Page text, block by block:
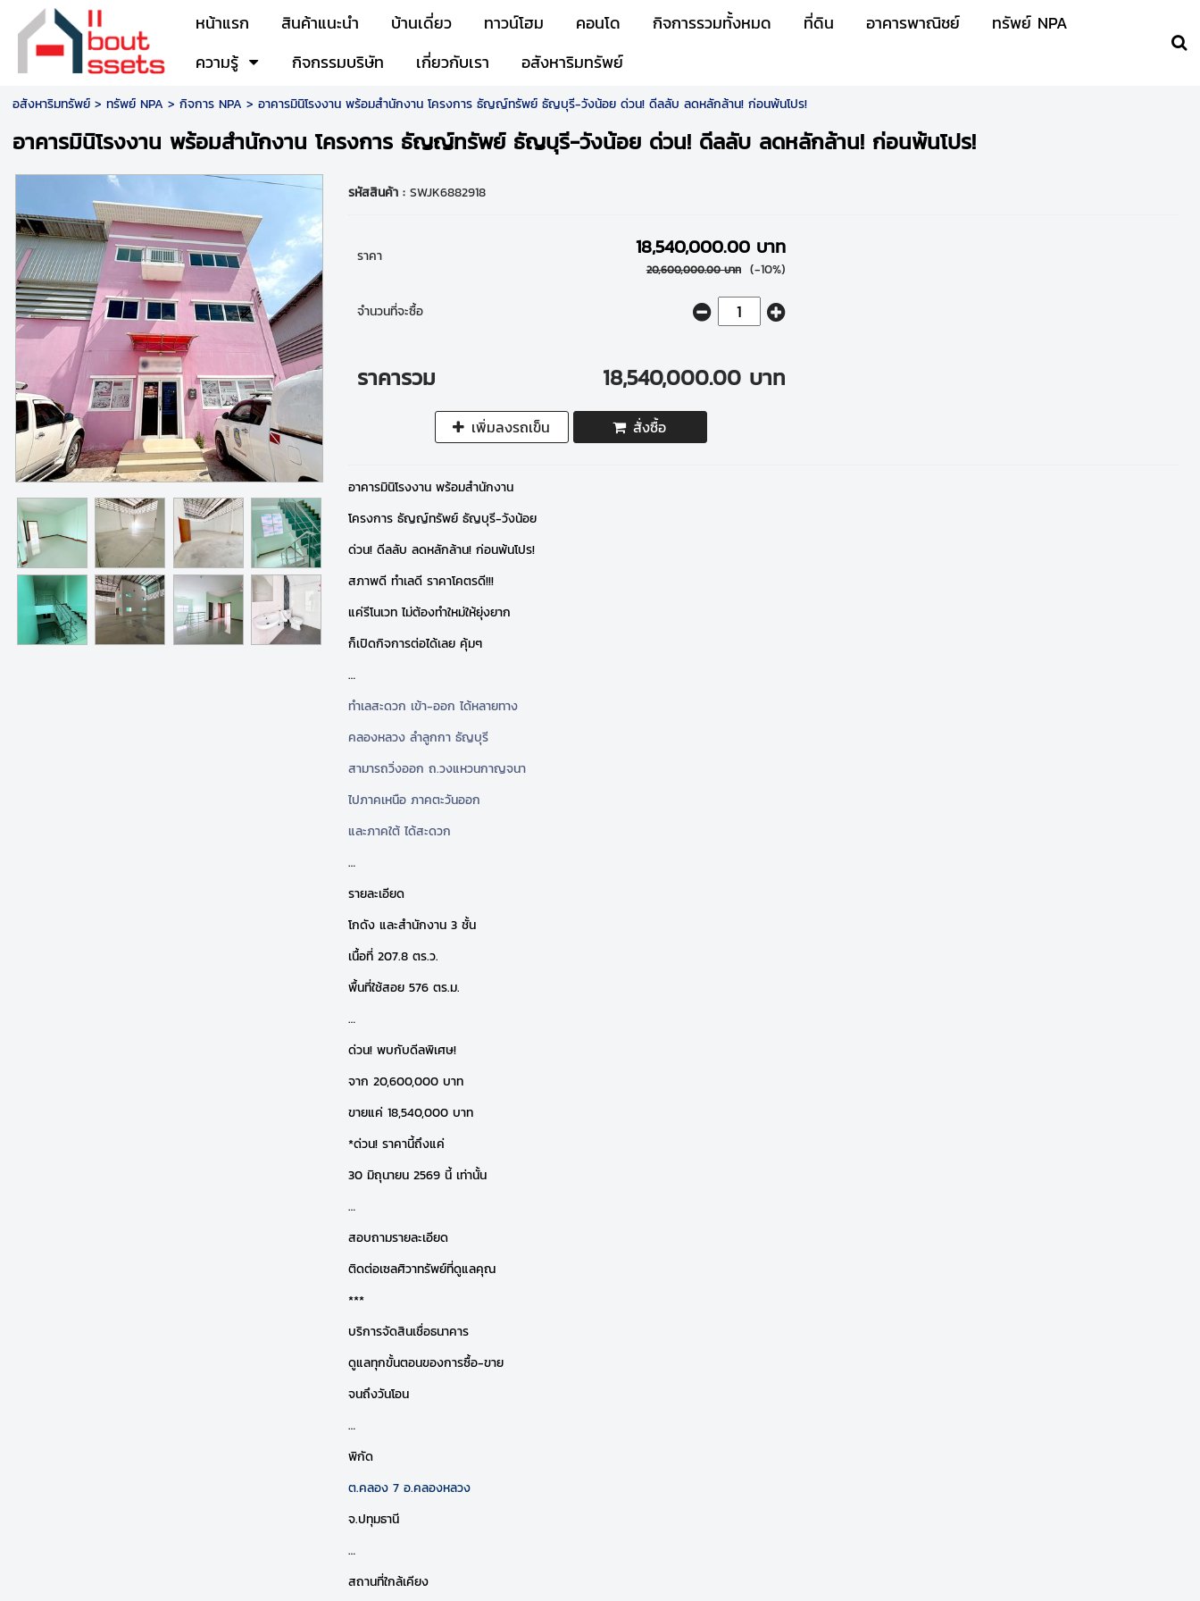
หน้าแรก สินค้าแนะนำ บ้านเดี่ยว ทาวน์โฮม คอนโด กิจการรวมทั้งหมด ที่ดิน อาคารพาณิชย์
ทรัพย์ NPA
ความรู้
กิจกรรมบริษัท เกี่ยวกับเรา อสังหาริมทรัพย์
อสังหาริมทรัพย์> ทรัพย์ NPA > กิจการ NPA > อาคารมินิโรงงาน พร้อมสำนักงาน โครงการ ธัญญ์ทรัพย์ ธัญบุรี-วังน้อย ด่วน! ดีลลับ ลดหลักล้าน! ก่อนพ้นโปร!
อาคารมินิโรงงาน พร้อมสำนักงาน โครงการ ธัญญ์ทรัพย์ ธัญบุรี-วังน้อย ด่วน! ดีลลับ ลดหลักล้าน! ก่อนพ้นโปร!
รหัสสินค้า : SWJK6882918
ราคา 18,540,000.00 บาท
20,600,000.00 บาท (-10%)
จำนวนที่จะซื้อ
ราคารวม 18,540,000.00 บาท
เพิ่มลงรถเข็น สั่งซื้อ
อาคารมินิโรงงาน พร้อมสำนักงาน
โครงการ ธัญญ์ทรัพย์ ธัญบุรี-วังน้อย
ด่วน! ดีลลับ ลดหลักล้าน! ก่อนพ้นโปร!
สภาพดี ทำเลดี ราคาโคตรดี!!!
แค่รีโนเวท ไม่ต้องทำใหม่ให้ยุ่งยาก
ก็เปิดกิจการต่อได้เลย คุ้มๆ
…
ทำเลสะดวก เข้า-ออก ได้หลายทาง
คลองหลวง ลำลูกกา ธัญบุรี
สามารถวิ่งออก ถ.วงแหวนกาญจนา
ไปภาคเหนือ ภาคตะวันออก
และภาคใต้ ได้สะดวก
…
รายละเอียด
โกดัง และสำนักงาน 3 ชั้น
เนื้อที่ 207.8 ตร.ว.
พื้นที่ใช้สอย 576 ตร.ม.
…
ด่วน! พบกับดีลพิเศษ!
จาก 20,600,000 บาท
ขายแค่ 18,540,000 บาท
*ด่วน! ราคานี้ถึงแค่
30 มิถุนายน 2569 นี้ เท่านั้น
…
สอบถามรายละเอียด
ติดต่อเซลศิวาทรัพย์ที่ดูแลคุณ
***
บริการจัดสินเชื่อธนาคาร
ดูแลทุกขั้นตอนของการซื้อ-ขาย
จนถึงวันโอน
…
พิกัด
ต.คลอง 7 อ.คลองหลวง
จ.ปทุมธานี
…
สถานที่ใกล้เคียง